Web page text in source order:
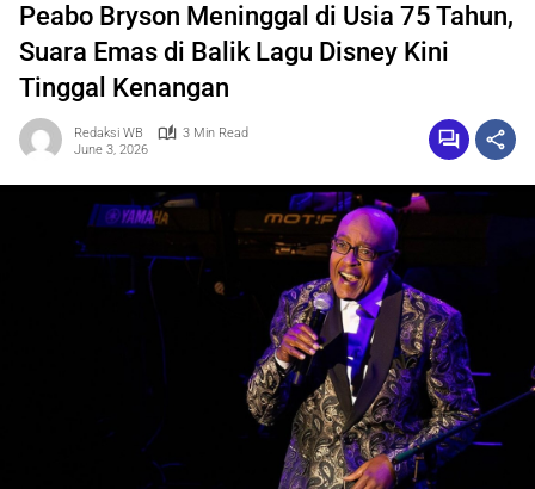
Peabo Bryson Meninggal di Usia 75 Tahun,
Suara Emas di Balik Lagu Disney Kini
Tinggal Kenangan
Redaksi WB
3 Min Read
June 3, 2026